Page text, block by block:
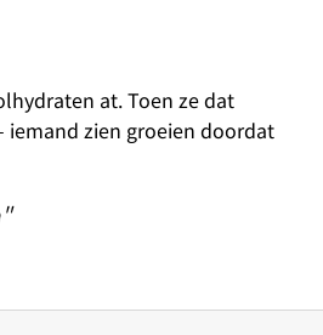
at. Toen ze dat
iemand zien groeien doordat